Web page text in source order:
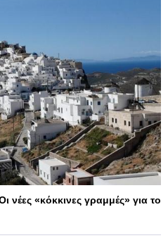
νέες «κόκκινες γραμμές» για το